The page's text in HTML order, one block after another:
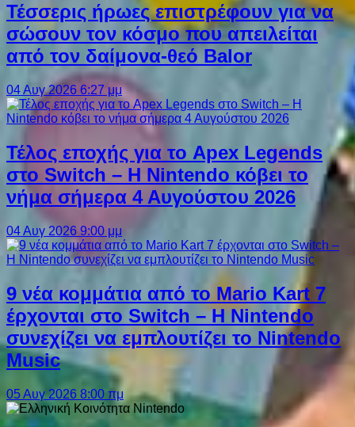
Τέσσερις ήρωες επιστρέφουν για να
σώσουν τον κόσμο που απειλείται
από τον δαίμονα-θεό Balor
04 Αυγ 2026 6:27 μμ
Τέλος εποχής για το Apex Legends
στο Switch – Η Nintendo κόβει το
νήμα σήμερα 4 Αυγούστου 2026
04 Αυγ 2026 9:00 μμ
9 νέα κομμάτια από το Mario Kart 7
έρχονται στο Switch – Η Nintendo
συνεχίζει να εμπλουτίζει το Nintendo
Music
05 Αυγ 2026 8:00 πμ